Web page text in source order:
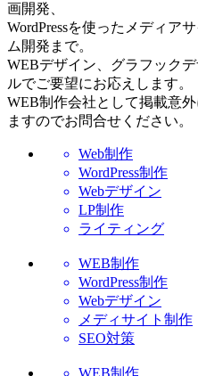
画開発、
WordPressを使ったメディア
ム開発まで。
WEBデザイン、グラフック
ルでご要望にお応えします。
WEB制作会社として掲載意
ますのでお問合せください。
Web制作
WordPress制作
Webデザイン
LP制作
ライティング
WEB制作
WordPress制作
Webデザイン
メディサイト制作
SEO対策